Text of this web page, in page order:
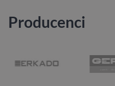
Producenci